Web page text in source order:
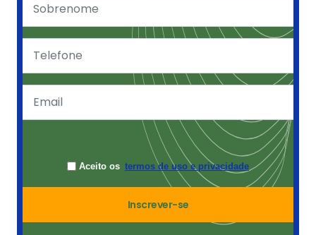
Aceito os termos de uso e privacidade
Inscrever-se